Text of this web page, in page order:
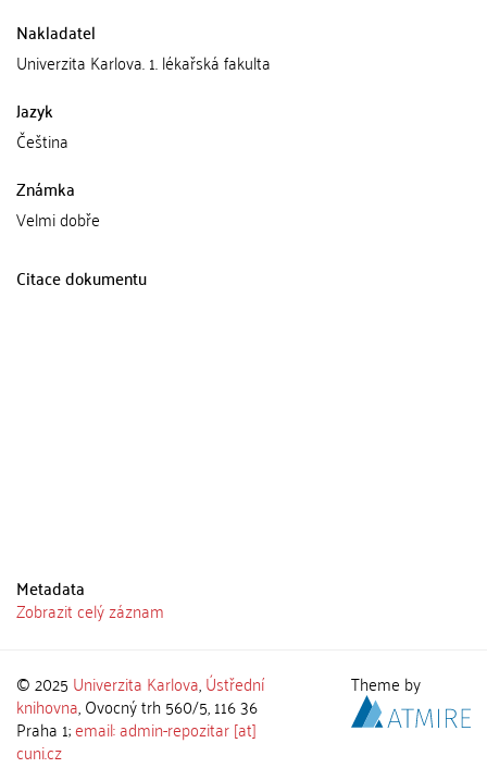
Nakladatel
Univerzita Karlova. 1. lékařská fakulta
Jazyk
Čeština
Známka
Velmi dobře
Citace dokumentu
Metadata
Zobrazit celý záznam
© 2025 Univerzita Karlova,Ústřední
knihovna, Ovocný trh 560/5, 116 36
Praha 1;email: admin-repozitar [at]
cuni.cz
Theme by